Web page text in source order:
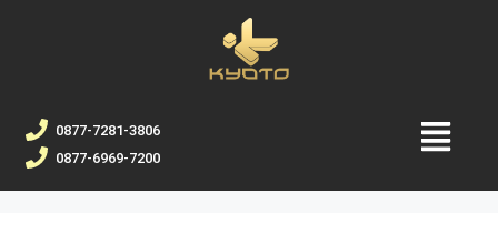
0877-7281-3806
0877-6969-7200